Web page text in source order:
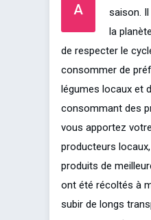
A
saison.
la
de respecter le
consommer de
légumes locaux et
consommant des
vous apportez
producteurs
produits de
ont été récoltés à
subir de longs